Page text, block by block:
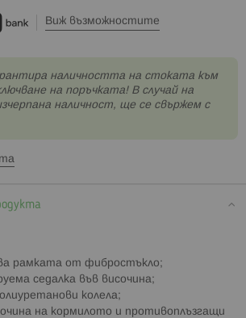
Виж възможностите
наличността на стоката към
на поръчката! В случай на
наличност, ще се свържем с
рамката от фибростъкло;
седалка във височина;
колела;
на кормилото и противоплъзгащи